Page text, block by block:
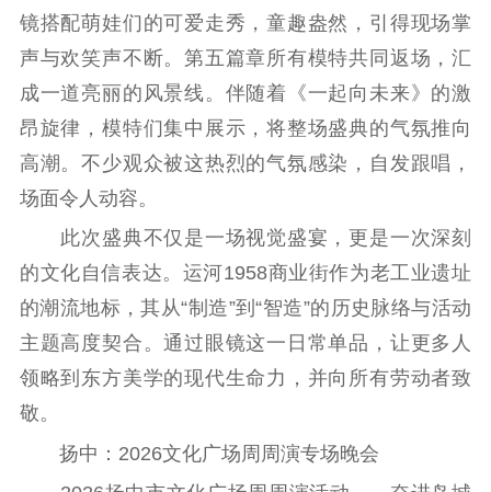
新闻出版
精品出版 全民阅读
出版监管
扫黄打非
电影工作
电影创作
机关党建
党建要闻 学习在线
文化人才
数据资源
镜搭配萌娃们的可爱走秀，童趣盎然，引得现场掌
声与欢笑声不断。第五篇章所有模特共同返场，汇
成一道亮丽的风景线。伴随着《一起向未来》的激
昂旋律，模特们集中展示，将整场盛典的气氛推向
高潮。不少观众被这热烈的气氛感染，自发跟唱，
场面令人动容。
此次盛典不仅是一场视觉盛宴，更是一次深刻
的文化自信表达。运河1958商业街作为老工业遗址
的潮流地标，其从“制造”到“智造”的历史脉络与活动
主题高度契合。通过眼镜这一日常单品，让更多人
领略到东方美学的现代生命力，并向所有劳动者致
敬。
扬中：2026文化广场周周演专场晚会